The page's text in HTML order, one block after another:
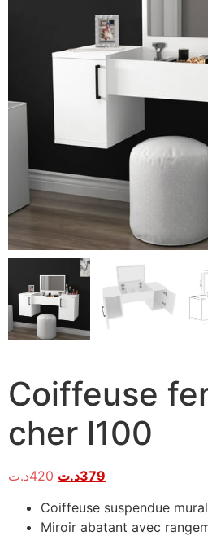
Coiffeuse
cher l100
420د.ت 379د.ت
Coiffeuse suspendue
Miroir abatant avec